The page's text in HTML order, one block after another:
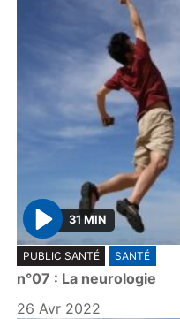
P
l
a
y
31 MIN
PUBLIC SANTÉ SANTÉ
n°07 : La neurologie
26 Avr 2022